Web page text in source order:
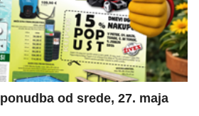
od srede, 27. maja